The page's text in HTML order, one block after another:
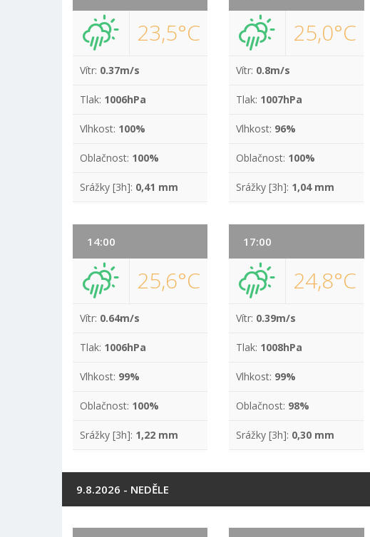
23,5°C
Vítr: 0.37m/s
Tlak: 1006hPa
Vlhkost: 100%
Oblačnost: 100%
Srážky [3h]: 0,41 mm
25,0°C
Vítr: 0.8m/s
Tlak: 1007hPa
Vlhkost: 96%
Oblačnost: 100%
Srážky [3h]: 1,04 mm
14:00
25,6°C
Vítr: 0.64m/s
Tlak: 1006hPa
Vlhkost: 99%
Oblačnost: 100%
Srážky [3h]: 1,22 mm
17:00
24,8°C
Vítr: 0.39m/s
Tlak: 1008hPa
Vlhkost: 99%
Oblačnost: 98%
Srážky [3h]: 0,30 mm
9.8.2026 - NEDĚLE